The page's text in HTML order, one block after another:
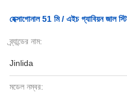
হেক্সাগোনাল 51 মি / এইচ গ্যাবিয়ন জাল
ব্র্যান্ডের নাম:
Jinlida
মডেল নম্বর: